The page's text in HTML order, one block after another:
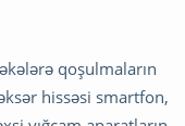
qoşulmaların
hissəsi smartfon,